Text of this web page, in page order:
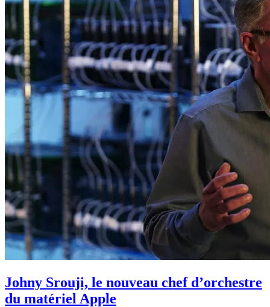
Johny Srouji, le nouveau chef d’orchestre
du matériel Apple